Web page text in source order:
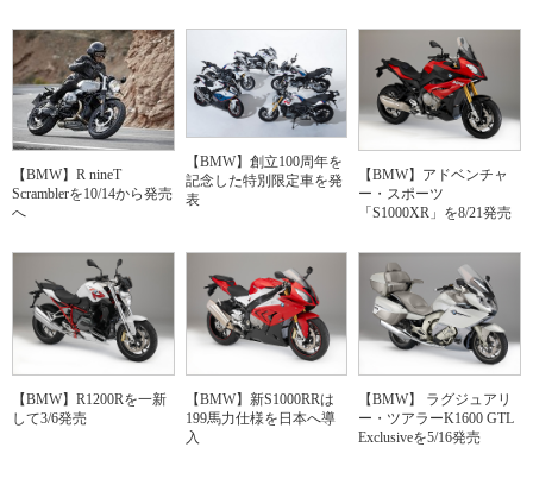
【BMW】R nineT
Scramblerを10/14から発売
へ
【BMW】創立100周年を
記念した特別限定車を発
表
【BMW】アドベンチャ
ー・スポーツ
「S1000XR」を8/21発売
【BMW】R1200Rを一新
して3/6発売
【BMW】新S1000RRは
199馬力仕様を日本へ導
入
【BMW】 ラグジュアリ
ー・ツアラーK1600 GTL
Exclusiveを5/16発売